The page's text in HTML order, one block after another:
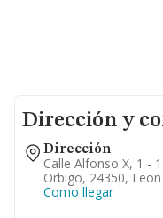
Dirección y
Dirección
Calle Alfonso X, 1 -
Orbigo, 24350, Leon
Como llegar